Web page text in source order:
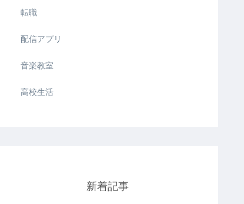
転職
配信アプリ
音楽教室
高校生活
新着記事